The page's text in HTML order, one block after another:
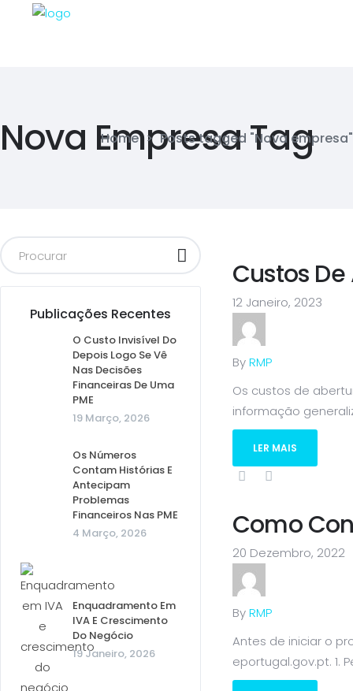
Nova Empresa Tag
Home > Posts tagged "Nova empresa"
Publicações Recentes
O Custo Invisível Do
Depois Logo Se Vê
Nas Decisões
Financeiras De Uma
PME
19 Março, 2026
Os Números
Contam Histórias E
Antecipam
Problemas
Financeiros Nas PME
4 Março, 2026
Enquadramento Em
IVA E Crescimento
Do Negócio
19 Janeiro, 2026
Custos
12 Janeiro, 2023
ByRMP
Os custos de
informação
LER MAIS
Como
20 Dezembro, 2022
ByRMP
Antes de iniciar o
eportugal.gov.pt. 1.